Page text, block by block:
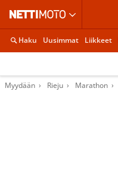
Haku Uusimmat Liikkeet
Myydään Rieju Marathon